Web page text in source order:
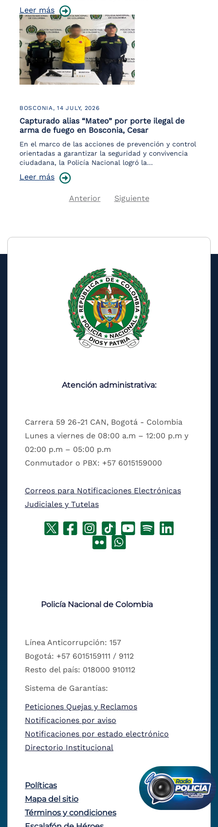
Leer más
BOSCONIA,14 JULY, 2026
Capturado alias “Mateo” por porte ilegal de
arma de fuego en Bosconia, Cesar
En el marco de las acciones de prevención y control
orientadas a garantizar la seguridad y convivencia
ciudadana, la Policía Nacional logró la…
Leer más
Pagination
Previous
Anterior
Next
Siguiente
Atención administrativa:
Carrera 59 26-21 CAN, Bogotá - Colombia
Lunes a viernes de 08:00 a.m – 12:00 p.m y
02:00 p.m – 05:00 p.m
Conmutador o PBX: +57 6015159000
Correos para Notificaciones Electrónicas
Judiciales y Tutelas
Policía Nacional de Colombia
Línea Anticorrupción: 157
Bogotá: +57 6015159111 / 9112
Resto del país: 018000 910112
Sistema de Garantías:
Peticiones Quejas y Reclamos
Notificaciones por aviso
Notificaciones por estado electrónico
Directorio Institucional
Políticas
Mapa del sitio
Términos y condiciones